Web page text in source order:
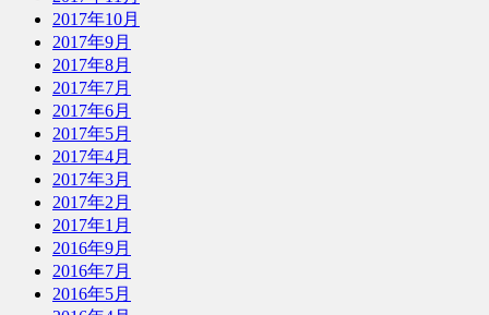
2017年10月
2017年9月
2017年8月
2017年7月
2017年6月
2017年5月
2017年4月
2017年3月
2017年2月
2017年1月
2016年9月
2016年7月
2016年5月